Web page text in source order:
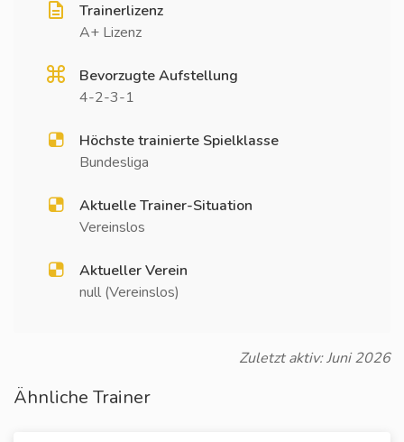
Trainerlizenz
A+ Lizenz
Bevorzugte Aufstellung
4-2-3-1
Höchste trainierte Spielklasse
Bundesliga
Aktuelle Trainer-Situation
Vereinslos
Aktueller Verein
null (Vereinslos)
Zuletzt aktiv: Juni 2026
Ähnliche Trainer